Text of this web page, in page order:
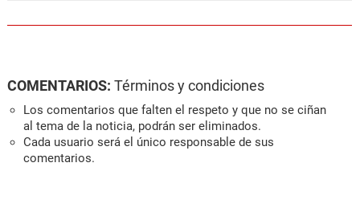
COMENTARIOS: Términos y condiciones
Los comentarios que falten el respeto y que no se ciñan
al tema de la noticia, podrán ser eliminados.
Cada usuario será el único responsable de sus
comentarios.